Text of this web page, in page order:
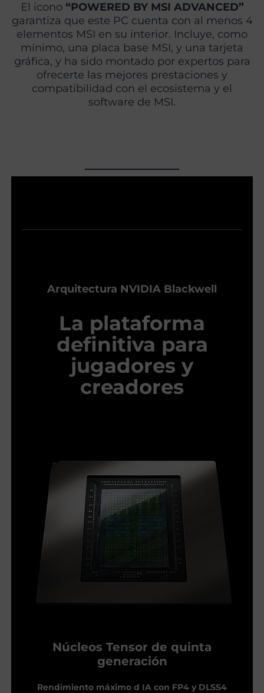
El icono “POWERED BY MSI ADVANCED”
garantiza que este PC cuenta con al menos 4
elementos MSI en su interior. Incluye, como
mínimo, una placa base MSI, y una tarjeta
gráfica, y ha sido montado por expertos para
ofrecerte las mejores prestaciones y
compatibilidad con el ecosistema y el
software de MSI.
Arquitectura NVIDIA Blackwell
La plataforma
definitiva para
jugadores y
creadores
Núcleos Tensor de quinta
generación
Rendimiento máximo d IA con FP4 y DLSS4